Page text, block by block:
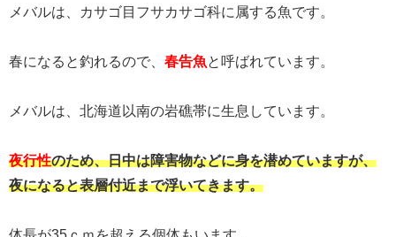
メバルは、カサゴ目フサカサゴ科に属する魚です。
春になると釣れるので、 春告魚 と呼ばれています。
メバルは、北海道以南の岩礁帯に生息しています。
夜行性のため、日中は障害物などに身を潜めていますが、
夜になると表層付近まで浮いてきます。